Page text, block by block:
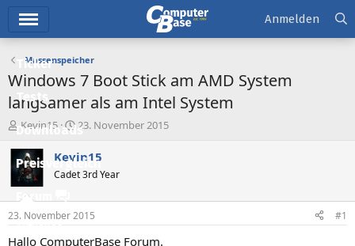
Ticker
Tests
Downloads
Preisvergleich
Forum
Aktuelles
Anmelden
Massenspeicher
Windows 7 Boot Stick am AMD System
langsamer als am Intel System
E
r
s
t
e
e
r
Kevin15
E
r
s
e
l
t
a
23. November 2015
Kevin15
Cadet 3rd Year
23. November 2015 #1
Hallo ComputerBase Forum.